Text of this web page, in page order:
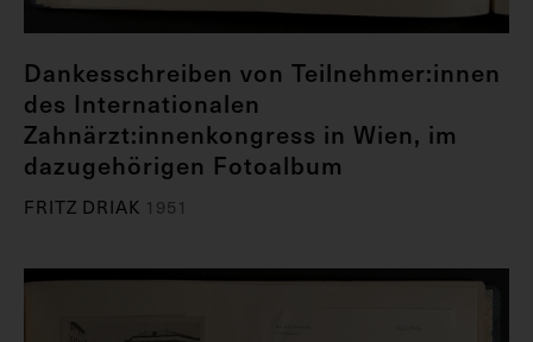
Dankesschreiben von Teilnehmer:innen
des Internationalen
Zahnärzt:innenkongress in Wien, im
dazugehörigen Fotoalbum
FRITZ DRIAK 1951